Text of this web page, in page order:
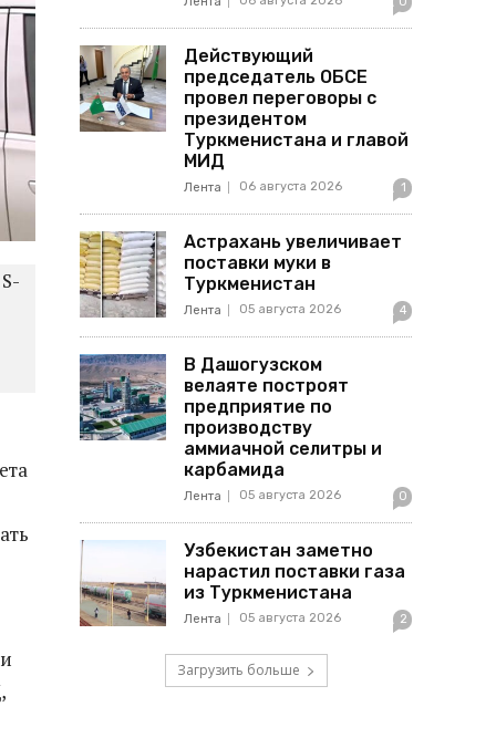
Действующий
председатель ОБСЕ
провел переговоры с
президентом
Туркменистана и главой
МИД
Лента 06 августа 2026 1
Астрахань увеличивает
поставки муки в
Туркменистан
Лента 05 августа 2026 4
В Дашогузском
велаяте построят
предприятие по
производству
аммиачной селитры и
карбамида
Лента 05 августа 2026 0
Узбекистан заметно
нарастил поставки газа
из Туркменистана
Лента 05 августа 2026 2
Загрузить больше